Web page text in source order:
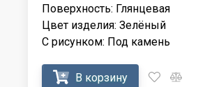
Поверхность: Глянцевая
Цвет изделия: Зелёный
С рисунком: Под камень
В корзину